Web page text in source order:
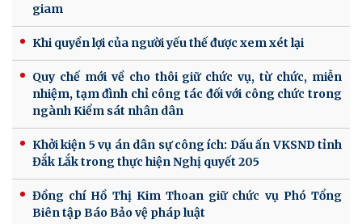
giam
Khi quyền lợi của người yếu thế được xem xét lại
Quy chế mới về cho thôi giữ chức vụ, từ chức, miễn
nhiệm, tạm đình chỉ công tác đối với công chức trong
ngành Kiểm sát nhân dân
Khởi kiện 5 vụ án dân sự công ích: Dấu ấn VKSND tỉnh
Đắk Lắk trong thực hiện Nghị quyết 205
Đồng chí Hồ Thị Kim Thoan giữ chức vụ Phó Tổng
Biên tập Báo Bảo vệ pháp luật